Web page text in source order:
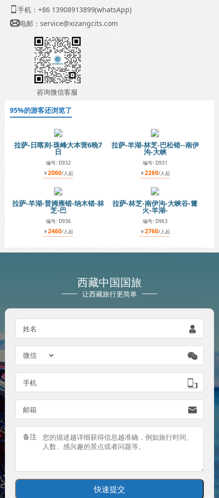
手机：+86 13908913899(whatsApp)
电邮： service@xizangcits.com
咨询微信客服
95%的游客还浏览了
拉萨-日喀则-珠峰大本营6晚7
日
编号: D932
￥2060/人起
拉萨-羊湖-林芝-巴松错--南伊
沟-大峡
编号: D931
￥2260/人起
拉萨-羊湖-普姆雍错-纳木错-林
芝-巴
编号: D936
￥2460/人起
拉萨-林芝-南伊沟-大峡谷-篝
火-羊湖-
编号: D963
￥2760/人起
西藏中国国旅
让西藏旅行更简单
姓名 

手机 
邮箱 
备注